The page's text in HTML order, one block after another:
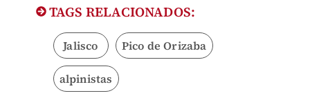
TAGS RELACIONADOS:
Jalisco Pico de Orizaba
alpinistas